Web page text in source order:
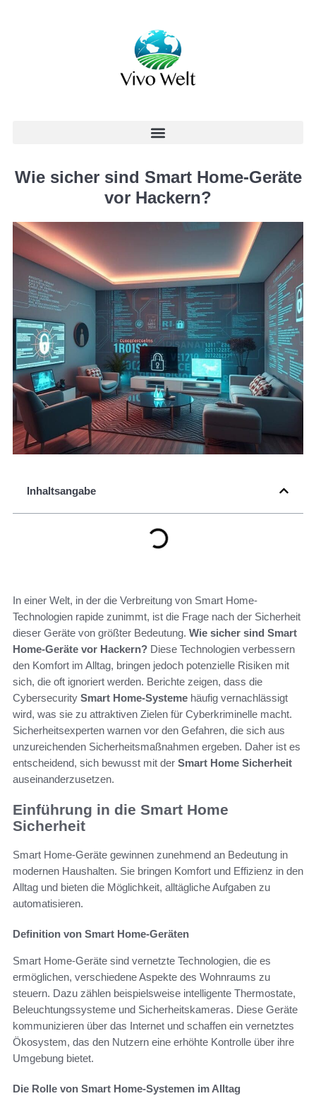
Wie sicher sind Smart Home-Geräte
vor Hackern?
Inhaltsangabe
In einer Welt, in der die Verbreitung von Smart Home-
Technologien rapide zunimmt, ist die Frage nach der Sicherheit
dieser Geräte von größter Bedeutung. Wie sicher sind Smart
Home-Geräte vor Hackern? Diese Technologien verbessern
den Komfort im Alltag, bringen jedoch potenzielle Risiken mit
sich, die oft ignoriert werden. Berichte zeigen, dass die
Cybersecurity Smart Home-Systeme häufig vernachlässigt
wird, was sie zu attraktiven Zielen für Cyberkriminelle macht.
Sicherheitsexperten warnen vor den Gefahren, die sich aus
unzureichenden Sicherheitsmaßnahmen ergeben. Daher ist es
entscheidend, sich bewusst mit der Smart Home Sicherheit
auseinanderzusetzen.
Einführung in die Smart Home
Sicherheit
Smart Home-Geräte gewinnen zunehmend an Bedeutung in
modernen Haushalten. Sie bringen Komfort und Effizienz in den
Alltag und bieten die Möglichkeit, alltägliche Aufgaben zu
automatisieren.
Definition von Smart Home-Geräten
Smart Home-Geräte sind vernetzte Technologien, die es
ermöglichen, verschiedene Aspekte des Wohnraums zu
steuern. Dazu zählen beispielsweise intelligente Thermostate,
Beleuchtungssysteme und Sicherheitskameras. Diese Geräte
kommunizieren über das Internet und schaffen ein vernetztes
Ökosystem, das den Nutzern eine erhöhte Kontrolle über ihre
Umgebung bietet.
Die Rolle von Smart Home-Systemen im Alltag